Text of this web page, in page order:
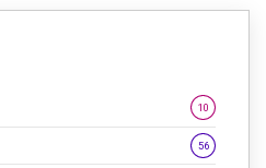
10
56